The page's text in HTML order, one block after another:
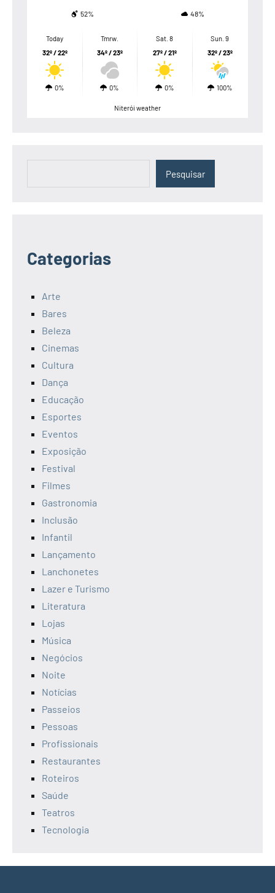
52% 48%
Today
32º / 22º
0%
Tmrw.
34º / 23º
0%
Sat. 8
27º / 21º
0%
Sun. 9
32º / 23º
100%
Niterói weather
Pesquisar
Categorias
Arte
Bares
Beleza
Cinemas
Cultura
Dança
Educação
Esportes
Eventos
Exposição
Festival
Filmes
Gastronomia
Inclusão
Infantil
Lançamento
Lanchonetes
Lazer e Turismo
Literatura
Lojas
Música
Negócios
Noite
Notícias
Passeios
Pessoas
Profissionais
Restaurantes
Roteiros
Saúde
Teatros
Tecnologia